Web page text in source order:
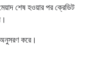
শেষ হওয়ার পর ক্রেডিট
করে।